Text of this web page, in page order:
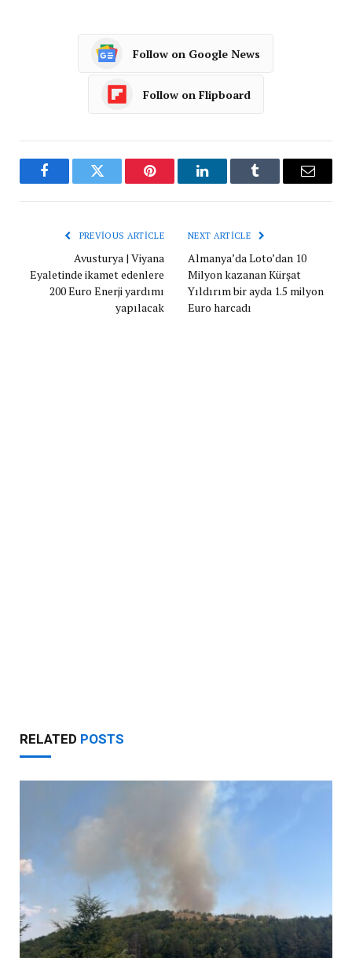
Follow on Google News
Follow on Flipboard
FacebookTwitter Pinterest LinkedInTumblr Email
PREVIOUS ARTICLE
Avusturya | Viyana
Eyaletinde ikamet edenlere
200 Euro Enerji yardımı
yapılacak
NEXT ARTICLE
Almanya’da Loto’dan 10
Milyon kazanan Kürşat
Yıldırım bir ayda 1.5 milyon
Euro harcadı
RELATED POSTS